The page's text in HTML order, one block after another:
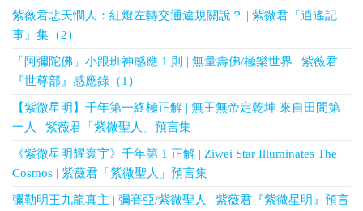
紫薇君悲天憫人：紅燈左轉交通違規關說？ | 紫微君『逍遙記
事』集（2）
「阿彌陀佛」小跟班神感應 1 則 | 無量壽佛/極樂世界 | 紫薇君
『世尊部』感應錄（1）
【紫微星明】千年第一終極正解 | 無王無帝定乾坤 來自田間第
一人 | 紫薇君「紫微聖人」預言集
《紫微星明耀寰宇》千年第 1 正解 | Ziwei Star Illuminates The
Cosmos | 紫薇君「紫微聖人」預言集
彌勒明王九龍真主 | 彌賽亞/紫微聖人 | 紫薇君『紫微星明』預言